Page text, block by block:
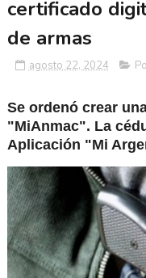
certificado
de armas
agosto 22, 2024
Se ordenó crear
"MiAnmac". La
Aplicación "Mi